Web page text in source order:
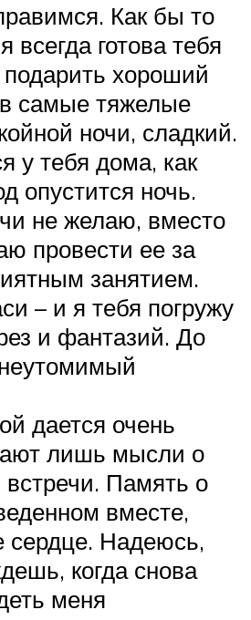
Как бы то
всегда готова тебя
хороший
самые тяжелые
ночи, сладкий.
у тебя дома, как
опустится ночь.
не желаю, вместо
провести ее за
занятием.
– и я тебя погружу
и фантазий. До
дается очень
лишь мысли о
Память о
вместе,
сердце. Надеюсь,
когда снова
меня